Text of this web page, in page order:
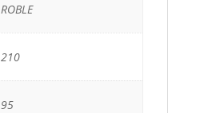
ROBLE
210
95